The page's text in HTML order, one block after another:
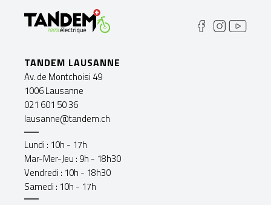
TANDEM LAUSANNE
Av. de Montchoisi 49
1006 Lausanne
021 601 50 36
lausanne@tandem.ch
Lundi : 10h - 17h
Mar-Mer-Jeu : 9h - 18h30
Vendredi : 10h - 18h30
Samedi : 10h - 17h